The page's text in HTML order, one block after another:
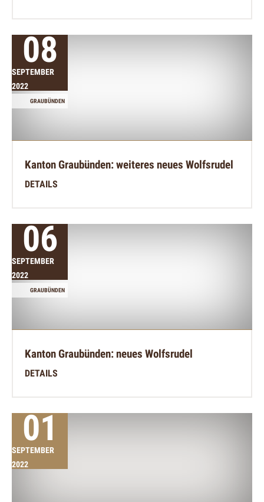
08
SEPTEMBER
2022
GRAUBÜNDEN
Kanton Graubünden: weiteres neues Wolfsrudel
DETAILS
06
SEPTEMBER
2022
GRAUBÜNDEN
Kanton Graubünden: neues Wolfsrudel
DETAILS
01
SEPTEMBER
2022